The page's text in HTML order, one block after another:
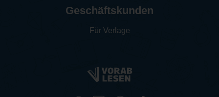
Geschäftskunden
Für Verlage